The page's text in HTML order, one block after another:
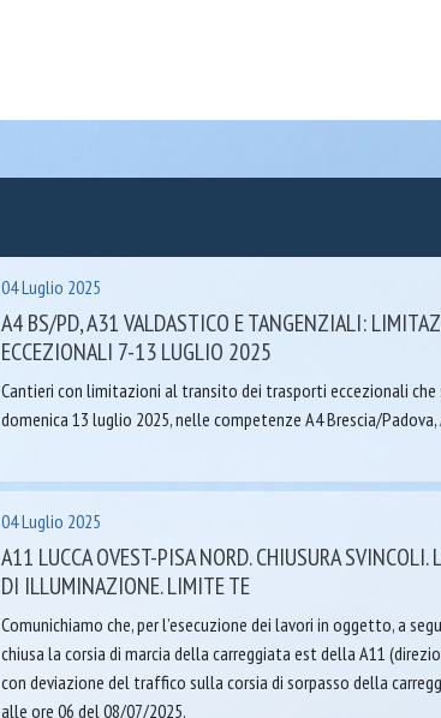
04 Luglio 2025
A4 BS/PD, A31 VALDASTICO E TANGENZIALI:
ECCEZIONALI 7-13 LUGLIO 2025
Cantieri con limitazioni al transito dei trasporti eccezionali
domenica 13 luglio 2025, nelle competenze A4 Brescia/
04 Luglio 2025
A11 LUCCA OVEST-PISA NORD. CHIUSURA
DI ILLUMINAZIONE. LIMITE TE
Comunichiamo che, per l’esecuzione dei lavori in oggetto, a
chiusa la corsia di marcia della carreggiata est della A11
con deviazione del traffico sulla corsia di sorpasso della
alle ore 06 del 08/07/2025.